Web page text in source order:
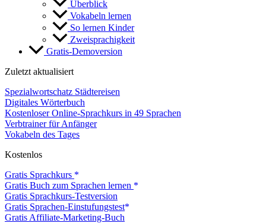
Überblick
Vokabeln lernen
So lernen Kinder
Zweisprachigkeit
Gratis-Demoversion
Zuletzt aktualisiert
Spezialwortschatz Städtereisen
Digitales Wörterbuch
Kostenloser Online-Sprachkurs in 49 Sprachen
Verbtrainer für Anfänger
Vokabeln des Tages
Kostenlos
Gratis Sprachkurs
Gratis Buch zum Sprachen lernen
Gratis Sprachkurs-Testversion
Gratis Sprachen-Einstufungstest
Gratis Affiliate-Marketing-Buch